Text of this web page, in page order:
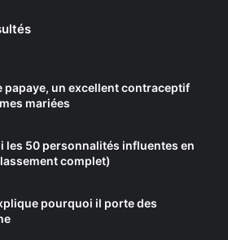
papaye, un excellent contraceptif
mariées
les 50 personnalités influentes en
complet)
pourquoi il porte des